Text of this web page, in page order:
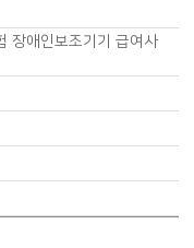
장애인보조기기 급여사